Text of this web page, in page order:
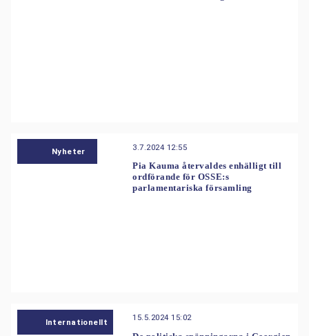
Nyheter 3.7.2024 12:55
Pia Kauma återvaldes enhälligt till
ordförande för OSSE:s
parlamentariska församling
Internationellt 15.5.2024 15:02